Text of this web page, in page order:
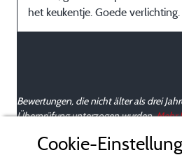
het keukentje. Goede
Bewertungen, die nicht älter als drei
Überprüfung unterzogen wurden.Mehr
Cookie-